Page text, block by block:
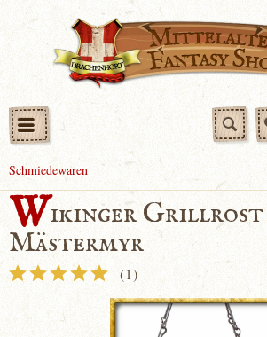
Schmiedewaren
Wikinger Grillrost
Mästermyr
(1)